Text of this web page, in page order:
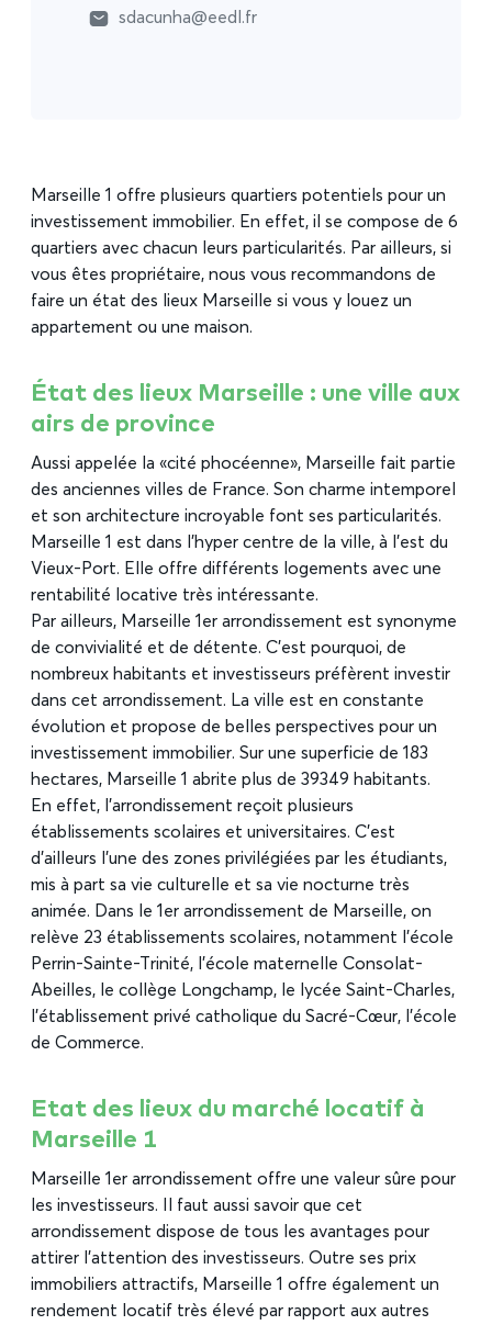
Marseille 1 offre plusieurs quartiers potentiels pour un
investissement immobilier. En effet, il se compose de 6
quartiers avec chacun leurs particularités. Par ailleurs, si
vous êtes propriétaire, nous vous recommandons de
faire un état des lieux Marseille si vous y louez un
appartement ou une maison.
État des lieux Marseille : une ville aux
airs de province
Aussi appelée la « cité phocéenne », Marseille fait partie
des anciennes villes de France. Son charme intemporel
et son architecture incroyable font ses particularités.
Marseille 1 est dans l’hyper centre de la ville, à l’est du
Vieux-Port. Elle offre différents logements avec une
rentabilité locative très intéressante.
Par ailleurs, Marseille 1er arrondissement est synonyme
de convivialité et de détente. C’est pourquoi, de
nombreux habitants et investisseurs préfèrent investir
dans cet arrondissement. La ville est en constante
évolution et propose de belles perspectives pour un
investissement immobilier. Sur une superficie de 183
hectares, Marseille 1 abrite plus de 39 349 habitants.
En effet, l’arrondissement reçoit plusieurs
établissements scolaires et universitaires. C’est
d’ailleurs l’une des zones privilégiées par les étudiants,
mis à part sa vie culturelle et sa vie nocturne très
animée. Dans le 1er arrondissement de Marseille, on
relève 23 établissements scolaires, notamment l’école
Perrin-Sainte-Trinité, l’école maternelle Consolat-
Abeilles, le collège Longchamp, le lycée Saint-Charles,
l’établissement privé catholique du Sacré-Cœur, l’école
de Commerce.
Etat des lieux du marché locatif à
Marseille 1
Marseille 1er arrondissement offre une valeur sûre pour
les investisseurs. Il faut aussi savoir que cet
arrondissement dispose de tous les avantages pour
attirer l’attention des investisseurs. Outre ses prix
immobiliers attractifs, Marseille 1 offre également un
rendement locatif très élevé par rapport aux autres
sdacunha@eedl.fr